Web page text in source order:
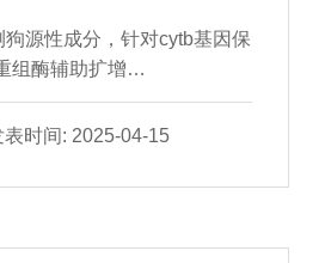
姜蒜香菜提取液浸泡则会引
掩盖腥味。通过OAV法确定
味的关键风味物质，结合
，确定己醛、壬醛、苯甲
狗源性成分，针对cytb基因保
组酶辅助扩增
amplification，RAA）
切酶（exonuclease，exo）
RAA，Rt-RAA）方法。
评估，并将Rt-RAA方法灵
时间: 2025-04-15